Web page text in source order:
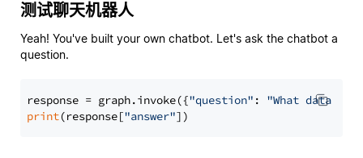
测试聊天机器人
Yeah! You've built your own chatbot. Let's ask the chatbot a
question.
response = graph.invoke({"question" : "What data
print(response["answer"